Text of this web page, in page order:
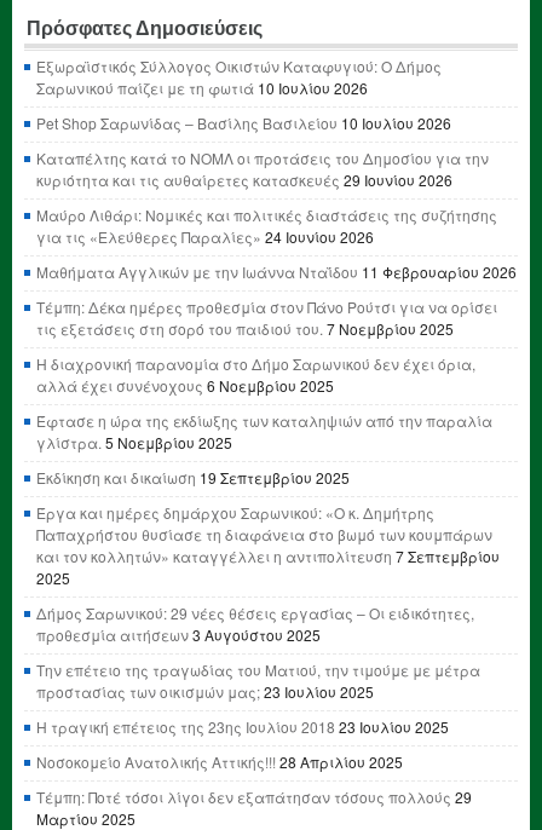
Πρόσφατες Δημοσιεύσεις
Εξωραϊστικός Σύλλογος Οικιστών Καταφυγιού: Ο Δήμος
Σαρωνικού παίζει με τη φωτιά 10 Ιουλίου 2026
Pet Shop Σαρωνίδας – Βασίλης Βασιλείου 10 Ιουλίου 2026
Καταπέλτης κατά το ΝΟΜΛ οι προτάσεις του Δημοσίου για την
κυριότητα και τις αυθαίρετες κατασκευές 29 Ιουνίου 2026
Μαύρο Λιθάρι: Νομικές και πολιτικές διαστάσεις της συζήτησης
για τις «Ελεύθερες Παραλίες» 24 Ιουνίου 2026
Μαθήματα Αγγλικών με την Ιωάννα Νταΐδου 11 Φεβρουαρίου 2026
Τέμπη: Δέκα ημέρες προθεσμία στον Πάνο Ρούτσι για να ορίσει
τις εξετάσεις στη σορό του παιδιού του. 7 Νοεμβρίου 2025
Η διαχρονική παρανομία στο Δήμο Σαρωνικού δεν έχει όρια,
αλλά έχει συνένοχους 6 Νοεμβρίου 2025
Έφτασε η ώρα της εκδίωξης των καταληψιών από την παραλία
γλίστρα. 5 Νοεμβρίου 2025
Εκδίκηση και δικαίωση 19 Σεπτεμβρίου 2025
Έργα και ημέρες δημάρχου Σαρωνικού: «Ο κ. Δημήτρης
Παπαχρήστου θυσίασε τη διαφάνεια στο βωμό των κουμπάρων
και τον κολλητών» καταγγέλλει η αντιπολίτευση 7 Σεπτεμβρίου
2025
Δήμος Σαρωνικού: 29 νέες θέσεις εργασίας – Οι ειδικότητες,
προθεσμία αιτήσεων3 Αυγούστου 2025
Την επέτειο της τραγωδίας του Ματιού, την τιμούμε με μέτρα
προστασίας των οικισμών μας;23 Ιουλίου 2025
Η τραγική επέτειος της 23ης Ιουλίου 2018 23 Ιουλίου 2025
Νοσοκομείο Ανατολικής Αττικής!!! 28 Απριλίου 2025
Τέμπη: Ποτέ τόσοι λίγοι δεν εξαπάτησαν τόσους πολλούς 29
Μαρτίου 2025